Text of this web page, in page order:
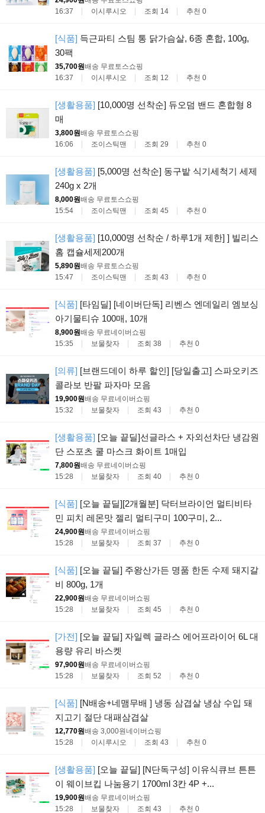
16:37
이시루시오 조회 14 추천 0
[식품] 득근파티 스팀 통 닭가슴살, 6종 혼합, 100g,
30팩
35,700원배송 무료토스쇼핑
16:37
이시루시오 조회 12 추천 0
[생활용품] [10,000명 선착순] 듀오덤 밴드 혼합형 8
매
3,800원배송 무료토스쇼핑
16:06
조이스틱맨 조회 29 추천 0
[생활용품] [5,000명 선착순] 동구밭 식기세척기 세제
240g x 2개
8,000원배송 무료토스쇼핑
15:54
조이스틱맨 조회 45 추천 0
[생활용품] [10,000명 선착순 / 하루1개 제한] ] 빌리스
홈 캡슐세제200개
5,890원배송 무료토스쇼핑
15:47
조이스틱맨 조회 43 추천 0
[식품] [타임딜] [네이버단독] 리벤스 엔데일리 엠보싱
아기물티슈 100매, 10개
8,900원배송 무료네이버쇼핑
15:35
보물찾자 조회 38 추천 0
[의류] [브랜드데이 하루 할인] [당일출고] 스파오키즈
콜라보 반팔 파자마 모음
19,900원배송 무료네이버쇼핑
15:32
보물찾자 조회 43 추천 0
[생활용품] [오늘 끝딜]선글라스 + 자외선차단 냉감원
단 스포츠 쿨 마스크 화이트 1매입
7,800원배송 무료네이버쇼핑
15:28
보물찾자 조회 40 추천 0
[식품] [오늘 끝딜][2개월분] 닥터브라이언 멀티비타
민 피치 레몬맛 젤리 멀티구미 100구미, 2...
24,900원배송 무료네이버쇼핑
15:28
보물찾자 조회 37 추천 0
[식품] [오늘 끝딜] 주왕산가든 명품 한돈 수제 돼지갈
비 800g, 1개
22,900원배송 무료네이버쇼핑
15:28
보물찾자 조회 45 추천 0
[가전] [오늘 끝딜] 자일렉 글라스 에어프라이어 6L 대
용량 유리 바스켓
97,900원배송 무료네이버쇼핑
15:28
보물찾자 조회 52 추천 0
[식품] [N배송+네맴무배 ] 냉동 삼겹살 냉삼 수입 돼
지고기 절단 대패삼겹살
12,770원배송 3,000원네이버쇼핑
15:28
이시루시오 조회 43 추천 0
[생활용품] [오늘 끝딜] [N단독구성] 이유식큐브 튼튼
이 웨이브킵 나눔용기 1700ml 3칸 4P +...
19,900원배송 무료네이버쇼핑
15:28
보물찾자 조회 43 추천 0